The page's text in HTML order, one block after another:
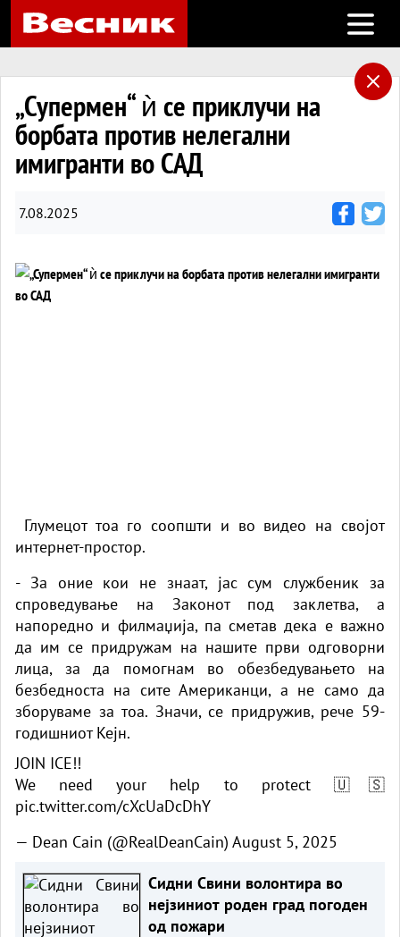
Open
„Супермен“ ѝ се приклучи на
борбата против нелегални
имигранти во САД
7.08.2025
Глумецот тоа го соопшти и во видео на својот
интернет-простор.
- За оние кои не знаат, јас сум службеник за
спроведување на Законот под заклетва, а
напоредно и филмаџија, па сметав дека е важно
да им се придружам на нашите први одговорни
лица, за да помогнам во обезбедувањето на
безбедноста на сите Американци, а не само да
зборуваме за тоа. Значи, се придружив, рече 59-
годишниот Кејн.
JOIN ICE!!
We need your help to protect 🇺🇸
pic.twitter.com/cXcUaDcDhY
— Dean Cain (@RealDeanCain) August 5, 2025
Сидни Свини волонтира во
нејзиниот роден град погоден
од пожари